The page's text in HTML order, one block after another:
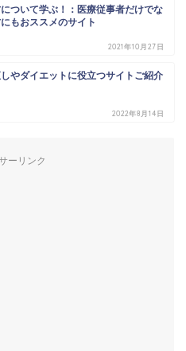
ついて学ぶ！：医療従事者だけでな
もおススメのサイト
2021年10月27日
やダイエットに役立つサイトご紹介
2022年8月14日
ーリンク